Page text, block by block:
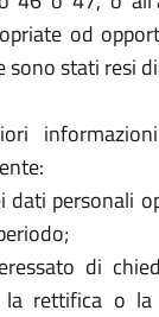
od
sono stati resi
personali
di
la rettifica o